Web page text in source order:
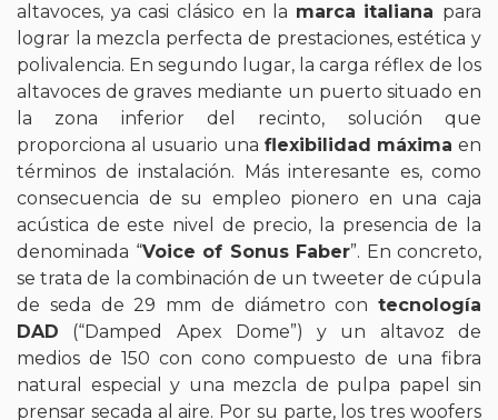
altavoces, ya casi clásico en la marca italiana para
lograr la mezcla perfecta de prestaciones, estética y
polivalencia. En segundo lugar, la carga réflex de los
altavoces de graves mediante un puerto situado en
la zona inferior del recinto, solución que
proporciona al usuario una flexibilidad máxima en
términos de instalación. Más interesante es, como
consecuencia de su empleo pionero en una caja
acústica de este nivel de precio, la presencia de la
denominada “Voice of Sonus Faber”. En concreto,
se trata de la combinación de un tweeter de cúpula
de seda de 29 mm de diámetro con tecnología
DAD (“Damped Apex Dome”) y un altavoz de
medios de 150 con cono compuesto de una fibra
natural especial y una mezcla de pulpa papel sin
prensar secada al aire. Por su parte, los tres woofers